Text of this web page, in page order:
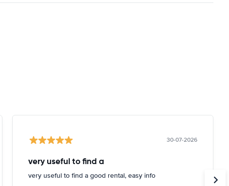
30-07-2026
very useful to find a
very useful to find a good rental, easy info